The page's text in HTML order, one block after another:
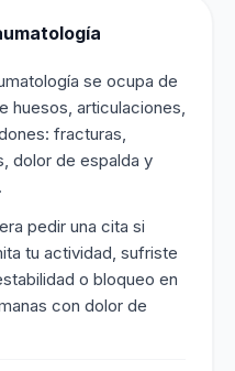
se ocupa de
huesos, articulaciones,
fracturas,
dolor de espalda y
pedir una cita si
tu actividad, sufriste
o bloqueo en
con dolor de